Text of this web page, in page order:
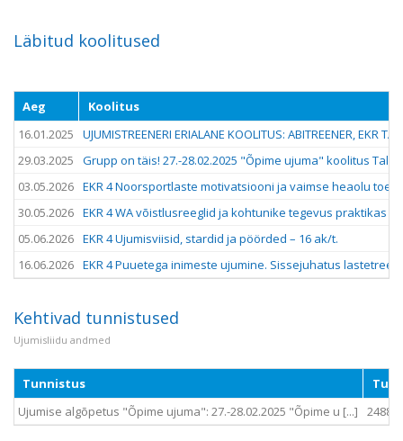
Läbitud koolitused
Aeg
Koolitus
16.01.2025
UJUMISTREENERI ERIALANE KOOLITUS: ABITREENER, EKR
29.03.2025
Grupp on täis! 27.-28.02.2025 "Õpime ujuma" koolitus
03.05.2026 EKR 4 Noorsportlaste motivatsiooni ja vaimse heaolu
30.05.2026 EKR 4 WA võistlusreeglid ja kohtunike tegevus praktikas –
05.06.2026 EKR 4 Ujumisviisid, stardid ja pöörded – 16 ak/t.
16.06.2026 EKR 4 Puuetega inimeste ujumine. Sissejuhatus
Kehtivad tunnistused
Ujumisliidu andmed
Tunnistus
Ujumise algõpetus "Õpime ujuma": 27.-28.02.2025 "Õpime u [...]
2488